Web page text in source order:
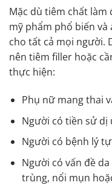
Mặc dù tiêm chất
mỹ phẩm phổ biến
cho tất cả mọi người.
nên tiêm filler hoặc
thực hiện:
Phụ nữ mang thai
Người có tiền sử dị
Người có bệnh lý
Người có vấn đề
trùng, nổi mụn